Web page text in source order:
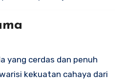
yang cerdas dan penuh
kekuatan cahaya dari